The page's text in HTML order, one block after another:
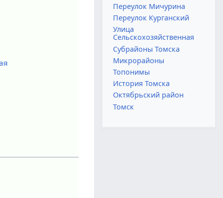
Переулок Мичурина
Переулок Курганский
Улица
Сельскохозяйственная
Субрайоны Томска
Микрорайоны
Топонимы
История Томска
Октябрьский район
Томск